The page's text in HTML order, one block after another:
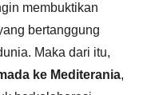
membuktikan
bertanggung
Maka dari itu,
ke Mediterania,